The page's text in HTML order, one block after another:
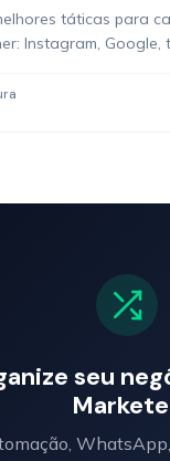
táticas para
Instagram,
seu